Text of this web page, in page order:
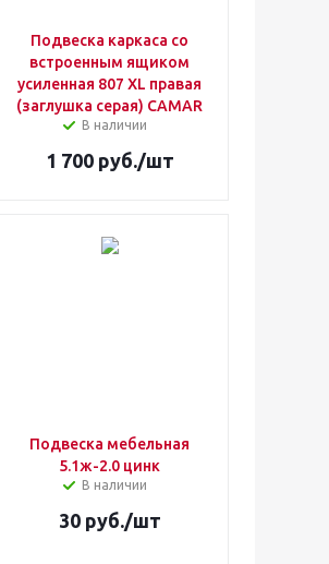
Подвеска каркаса со
встроенным ящиком
усиленная 807 XL правая
(заглушка серая) CAMAR
В наличии
1 700руб./шт
Подвеска мебельная
5.1ж-2.0 цинк
В наличии
30руб./шт